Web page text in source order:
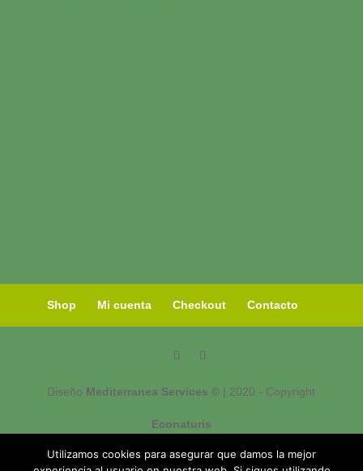
Shop Mi cuenta Checkout Contacto
Diseño Mediterranea Services © | 2020 - Copyright
Econaturis
Utilizamos cookies para asegurar que damos la mejor